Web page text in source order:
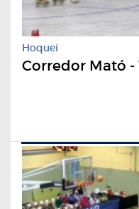
Hoquei
Corredor Mató -